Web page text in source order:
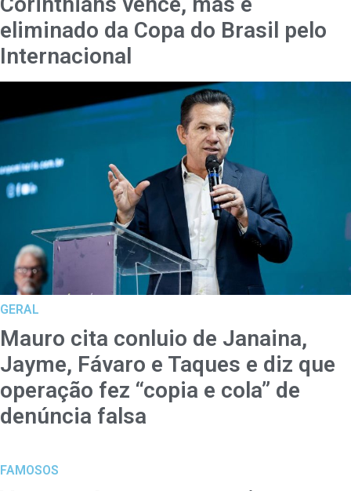
eliminado da Copa do Brasil pelo
Internacional
GERAL
Mauro cita conluio de Janaina,
Jayme, Fávaro e Taques e diz que
operação fez “copia e cola” de
denúncia falsa
FAMOSOS